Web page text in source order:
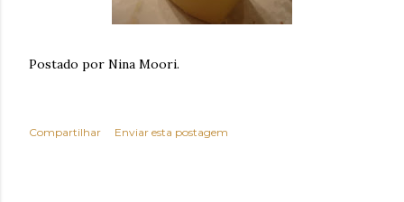
Postado por Nina Moori.
Compartilhar Enviar esta postagem